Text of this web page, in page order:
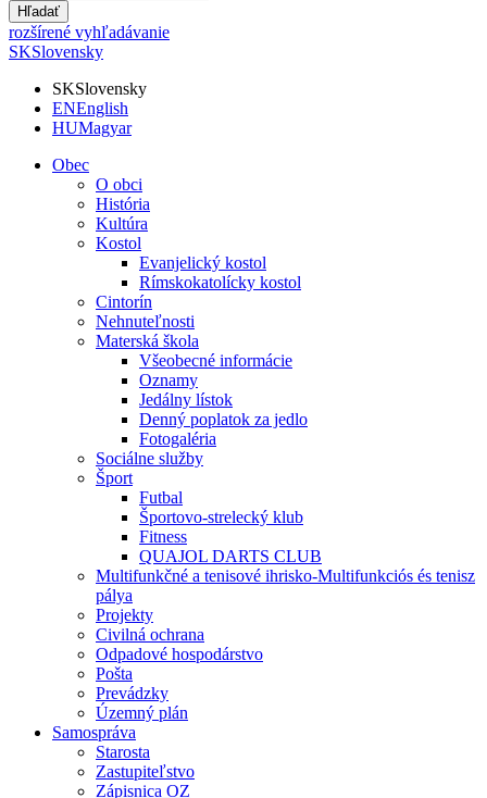
Hľadať
rozšírené vyhľadávanie
SKSlovensky
SKSlovensky
ENEnglish
HUMagyar
Obec
O obci
História
Kultúra
Kostol
Evanjelický kostol
Rímskokatolícky kostol
Cintorín
Nehnuteľnosti
Materská škola
Všeobecné informácie
Oznamy
Jedálny lístok
Denný poplatok za jedlo
Fotogaléria
Sociálne služby
Šport
Futbal
Športovo-strelecký klub
Fitness
QUAJOL DARTS CLUB
Multifunkčné a tenisové ihrisko-Multifunkciós és tenisz
pálya
Projekty
Civilná ochrana
Odpadové hospodárstvo
Pošta
Prevádzky
Územný plán
Samospráva
Starosta
Zastupiteľstvo
Zápisnica OZ